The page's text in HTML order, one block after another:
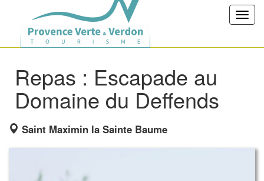
Repas : Escapade au
Domaine du Deffends
Saint Maximin la Sainte Baume